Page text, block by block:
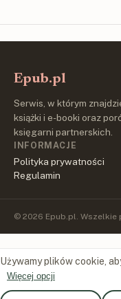
Epub.pl
Serwis, w którym
książki i e-booki oraz
księgarni partnerskich.
INFORMACJE
Polityka prywatności
Regulamin
© 2026 Epub.pl. Wszelkie
Używamy plików cookie,
Więcej opcji